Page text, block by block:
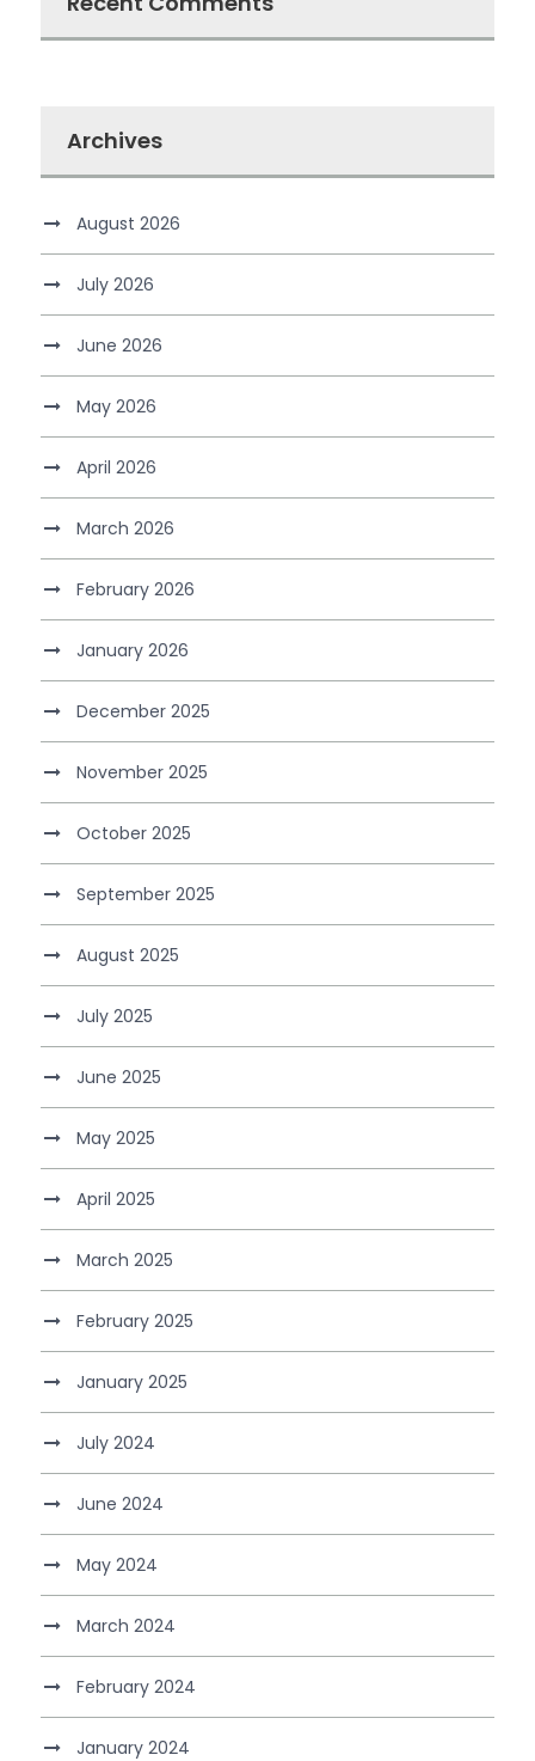
Archives
August 2026
July 2026
June 2026
May 2026
April 2026
March 2026
February 2026
January 2026
December 2025
November 2025
October 2025
September 2025
August 2025
July 2025
June 2025
May 2025
April 2025
March 2025
February 2025
January 2025
July 2024
June 2024
May 2024
March 2024
February 2024
January 2024